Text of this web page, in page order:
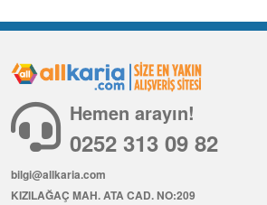
Hemen arayın!
0252 313 09 82
bilgi@allkaria.com
KIZILAĞAÇ MAH. ATA CAD. NO:209